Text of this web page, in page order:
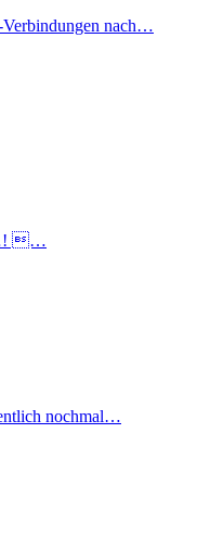
Verbindungen nach…
…
nochmal…